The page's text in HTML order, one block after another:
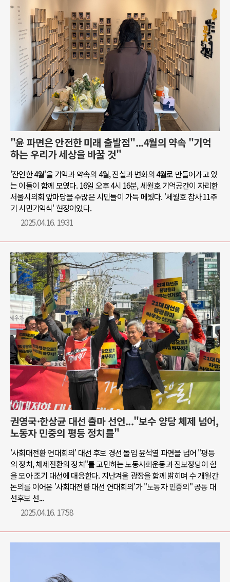
"윤 파면은 안전한 미래 출발점"...4월의 약속 "기억
하는 우리가 세상을 바꿀 것"
'잔인한 4월'을 기억과 약속의 4월, 진실과 변화의 4월로 만들어가고 있
는 이들이 함께 모였다. 16일 오후 4시 16분, 세월호 기억공간이 자리한
서울시의회 앞마당을 수많은 시민들이 가득 메웠다. '세월호 참사 11주
기 시민기억식' 현장이었다.
2025.04.16. 19:31
권영국·한상균 대선 출마 선언..."보수 양당 체제 넘어,
노동자 민중의 평등 정치를"
'사회대전환 연대회의' 대선 후보 경선 돌입 윤석열 파면을 넘어 "평등
의 정치, 체제전환의 정치"를 고민하는 노동사회운동과 진보정당이 힘
을 모아 조기 대선에 대응한다. 지난겨울 광장을 함께 밝히며 수 개월간
논의를 이어온 '사회대전환 대선 연대회의'가 "노동자 민중의" 공동 대
선후보 선...
2025.04.16. 17:58